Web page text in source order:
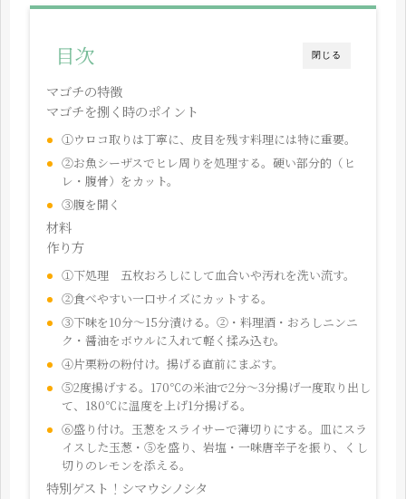
閉じる
目次
マゴチの特徴
マゴチを捌く時のポイント
①ウロコ取りは丁寧に、皮目を残す料理には特に重要。
②お魚シーザスでヒレ周りを処理する。硬い部分的（ヒ
レ・腹骨）をカット。
③腹を開く
材料
作り方
①下処理 五枚おろしにして血合いや汚れを洗い流す。
②食べやすい一口サイズにカットする。
③下味を10分〜15分漬ける。②・料理酒・おろしニンニ
ク・醤油をボウルに入れて軽く揉み込む。
④片栗粉の粉付け。揚げる直前にまぶす。
⑤2度揚げする。170℃の米油で2分〜3分揚げ一度取り出し
て、180℃に温度を上げ1分揚げる。
⑥盛り付け。玉葱をスライサーで薄切りにする。皿にスラ
イスした玉葱・⑤を盛り、岩塩・一味唐辛子を振り、くし
切りのレモンを添える。
特別ゲスト！シマウシノシタ